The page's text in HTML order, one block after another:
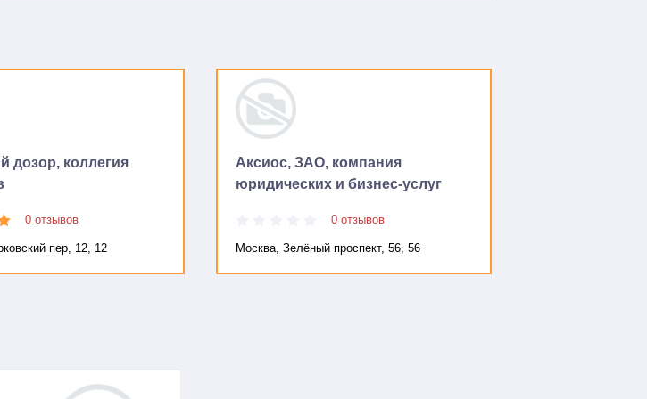
дозор, коллегия
0 отзывов
пер, 12, 12
Аксиос, ЗАО, компания
юридических и бизнес-услуг
0 отзывов
Москва, Зелёный проспект, 56, 56